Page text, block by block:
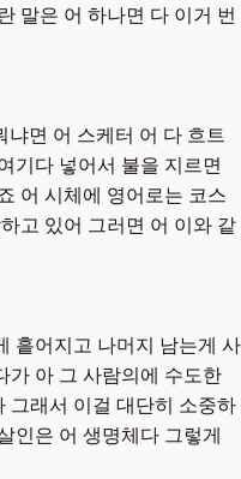
말은 어 하나면 다 이거 번
면 어 스케터 어 다 흐트
기다 넣어서 불을 지르면
어 시체에 영어로는 코스
고 있어 그러면 어 이와 같
흩어지고 나머지 남는게 사
가 아 그 사람의에 수도한
그래서 이걸 대단히 소중하
인은 어 생명체다 그렇게